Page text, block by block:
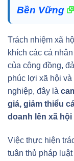
Bền Vững
Trách nhiệm xã
khích các cá
của cộng đồng,
phúc lợi xã hội
nghiệp, đây là
giá, giảm thiểu
doanh lên xã
Việc thực hiện
tuân thủ pháp